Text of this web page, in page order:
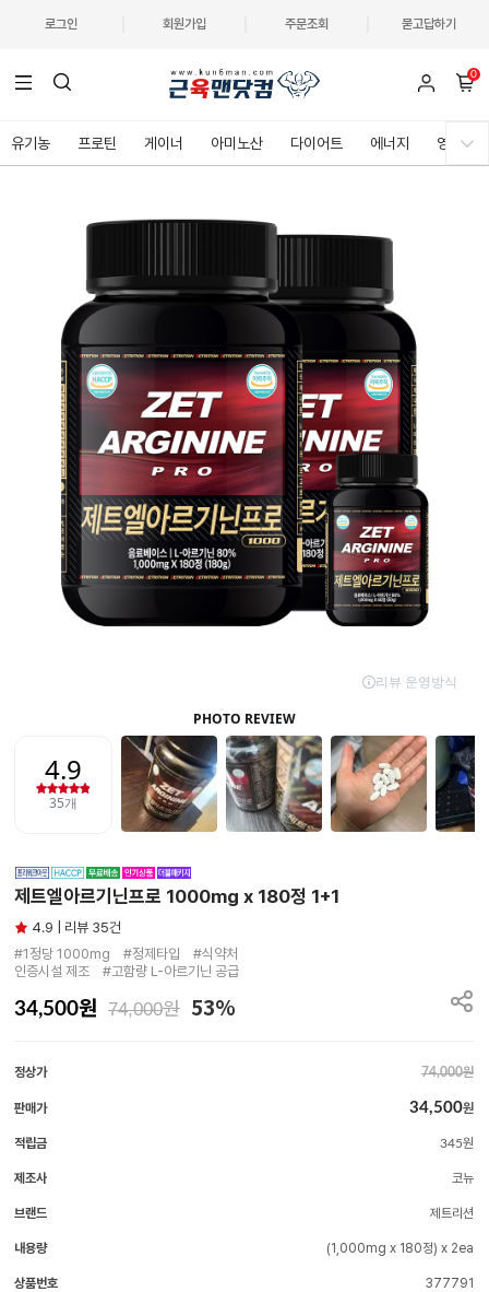
로그인 회원가입 주문조회 묻고답하기
0
유기농 프로틴 게이너 아미노산 다이어트 에너지 영양제
제트엘아르기닌프로 1000mg x 180정 1+1
4.9 | 리뷰 35건
#1정당 1000mg　#정제타입　#식약처
인증시설 제조　#고함량 L-아르기닌 공급
34,500원 74,000원 53%
정상가 74,000원
판매가 34,500원
적립금 345원
제조사 코뉴
브랜드 제트리션
내용량 (1,000mg x 180정) x 2ea
상품번호 377791